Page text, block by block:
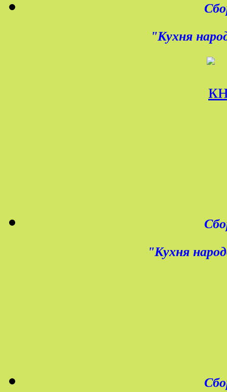
"Кухня
"Кухня